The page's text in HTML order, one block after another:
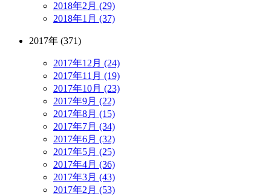
2018年2月 (29)
2018年1月 (37)
2017年 (371)
2017年12月 (24)
2017年11月 (19)
2017年10月 (23)
2017年9月 (22)
2017年8月 (15)
2017年7月 (34)
2017年6月 (32)
2017年5月 (25)
2017年4月 (36)
2017年3月 (43)
2017年2月 (53)